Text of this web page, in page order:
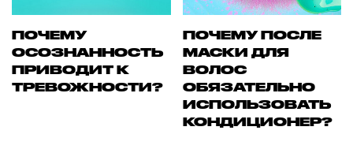
ПОЧЕМУ
ОСОЗНАННОСТЬ
ПРИВОДИТ К
ТРЕВОЖНОСТИ?
ПОЧЕМУ ПОСЛЕ
МАСКИ ДЛЯ
ВОЛОС
ОБЯЗАТЕЛЬНО
ИСПОЛЬЗОВАТЬ
КОНДИЦИОНЕР?